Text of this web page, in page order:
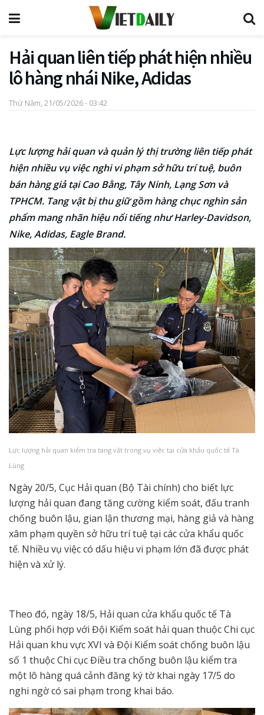
Hải quan liên tiếp phát hiện nhiều
lô hàng nhái Nike, Adidas
Thứ Năm, 21/05/2026 - 03:42
Lực lượng hải quan và quản lý thị trường liên tiếp phát
hiện nhiều vụ việc nghi vi phạm sở hữu trí tuệ, buôn
bán hàng giả tại Cao Bằng, Tây Ninh, Lạng Sơn và
TPHCM. Tang vật bị thu giữ gồm hàng chục nghìn sản
phẩm mang nhãn hiệu nổi tiếng như Harley-Davidson,
Nike, Adidas, Eagle Brand.
Lực lượng hải quan kiểm tra tang vật trong vụ việc tại cửa khẩu quốc tế Tà
Lùng
Ngày 20/5, Cục Hải quan (Bộ Tài chính) cho biết lực
lượng hải quan đang tăng cường kiểm soát, đấu tranh
chống buôn lậu, gian lận thương mại, hàng giả và hàng
xâm phạm quyền sở hữu trí tuệ tại các cửa khẩu quốc
tế. Nhiều vụ việc có dấu hiệu vi phạm lớn đã được phát
hiện và xử lý.
Theo đó, ngày 18/5, Hải quan cửa khẩu quốc tế Tà
Lùng phối hợp với Đội Kiểm soát hải quan thuộc Chi cục
Hải quan khu vực XVI và Đội Kiểm soát chống buôn lậu
số 1 thuộc Chi cục Điều tra chống buôn lậu kiểm tra
một lô hàng quá cảnh đăng ký tờ khai ngày 17/5 do
nghi ngờ có sai phạm trong khai báo.